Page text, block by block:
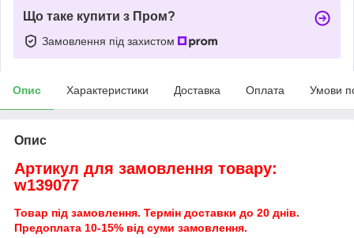
Що таке купити з Пром?
Замовлення під захистом
Опис Характеристики Доставка Оплата Умови
Опис
Артикул для замовлення товару:
w139077
Товар під замовлення. Термін доставки до 20 днів.
Предоплата 10-15% від суми замовлення.